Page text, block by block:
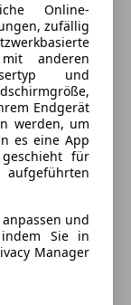
Online-
zufällig
anderen
und
Endgerät
werden, um
es eine App
für
und
Sie in
Manager